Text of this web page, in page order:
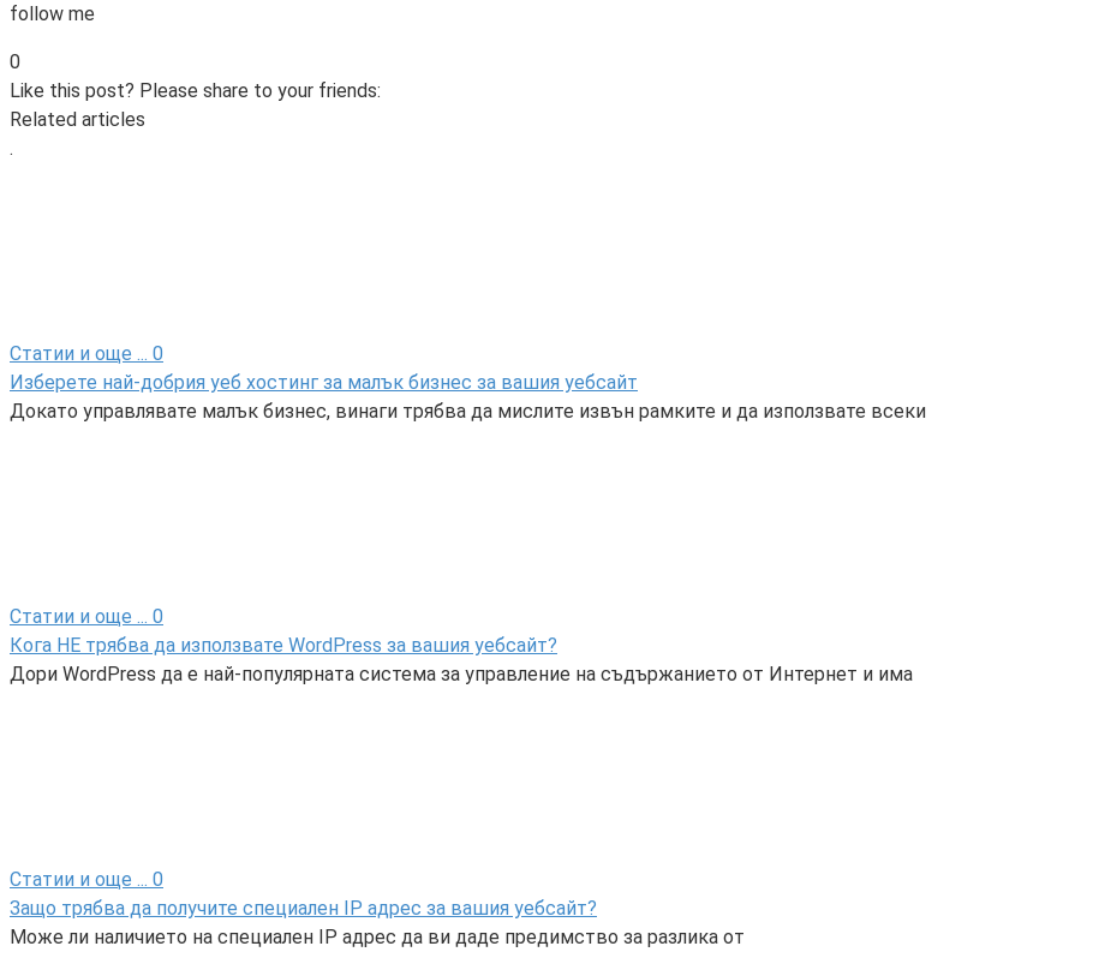
follow me
0
Like this post? Please share to your friends:
Related articles
.
Статии и още ... 0
Изберете най-добрия уеб хостинг за малък бизнес за вашия уебсайт
Докато управлявате малък бизнес, винаги трябва да мислите извън рамките и да използвате всеки
Статии и още ... 0
Кога НЕ трябва да използвате WordPress за вашия уебсайт?
Дори WordPress да е най-популярната система за управление на съдържанието от Интернет и има
Статии и още ... 0
Защо трябва да получите специален IP адрес за вашия уебсайт?
Може ли наличието на специален IP адрес да ви даде предимство за разлика от